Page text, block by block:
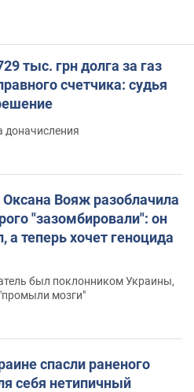
тыс. грн долга за газ
счетчика: судья
доначисления
Вояж разоблачила
"зазомбировали": он
а теперь хочет геноцида
был поклонником Украины,
мозги"
спасли раненого
себя нетипичный